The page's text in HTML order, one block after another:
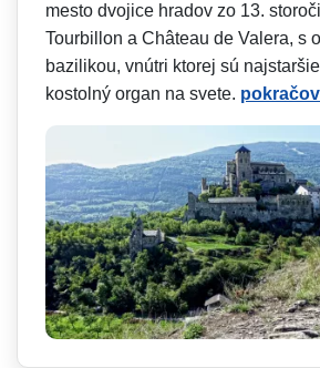
mesto dvojice hradov zo 13.
Tourbillon a Château de Valera, s
bazilikou, vnútri ktorej sú
kostolný organ na svete.